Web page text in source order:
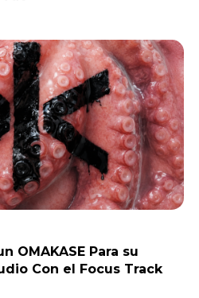
OMAKASE Para su
Con el Focus Track